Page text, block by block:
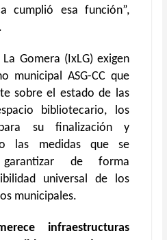
cumplió esa función”,
Gomera (IxLG) exigen
municipal ASG-CC que
sobre el estado de las
bibliotecario, los
su finalización y
las medidas que se
de forma
universal de los
municipales.
infraestructuras